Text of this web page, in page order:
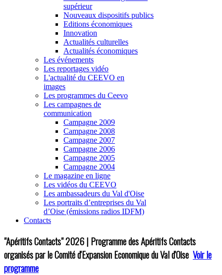
supérieur
Nouveaux dispositifs publics
Editions économiques
Innovation
Actualités culturelles
Actualités économiques
Les événements
Les reportages vidéo
L'actualité du CEEVO en
images
Les programmes du Ceevo
Les campagnes de
communication
Campagne 2009
Campagne 2008
Campagne 2007
Campagne 2006
Campagne 2005
Campagne 2004
Le magazine en ligne
Les vidéos du CEEVO
Les ambassadeurs du Val d'Oise
Les portraits d’entreprises du Val
d’Oise (émissions radios IDFM)
Contacts
"Apéritifs Contacts"2026 | Programme des Apéritifs Contacts
organisés par le Comité d'Expansion Economique du Val d'Oise Voir le
programme